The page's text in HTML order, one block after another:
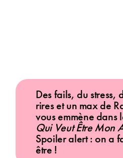
Des fails, du stress,
rires et un max de
vous emmène dans
Qui Veut Être Mon
Spoiler alert : on a
être !